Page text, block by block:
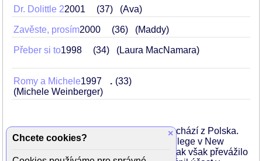
Dr. Dolittle 22001 37 (Ava)
Zavěste, prosím2000 36 (Maddy)
Přeber si to1998 34 (Laura MacNamara)
Romy a Michele1997 . 33
(Michele Weinberger)
Narodila se v Kalifornii. Její otec Lee pochází z Polska.
Studovala psychobiologii na Vassar College v New
Yorku, kde získala bakalářský diplom. Pak však převážilo
×
Chcete cookies?